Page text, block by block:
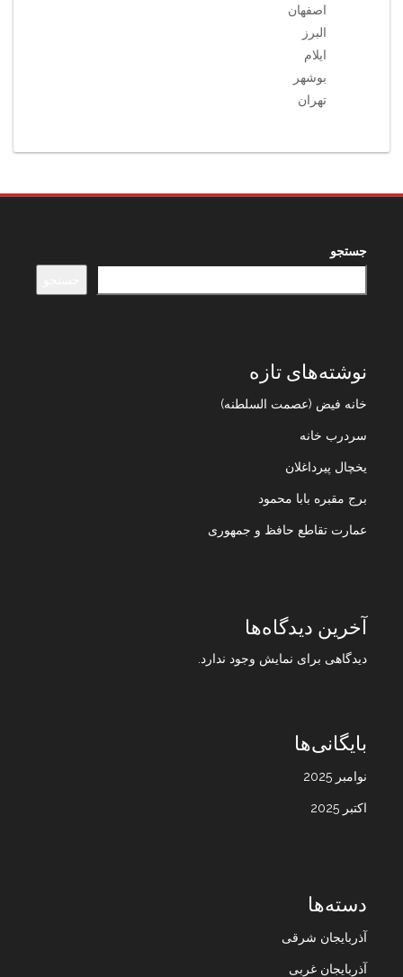
اصفهان
البرز
ایلام
بوشهر
تهران
جستجو
نوشته‌های تازه
خانه فیض (عصمت السلطنه)
سردرب خانه
یخچال پیرداغلان
برج مقبره بابا محمود
عمارت تقاطع حافظ و جمهوری
آخرین دیدگاه‌ها
دیدگاهی برای نمایش وجود ندارد.
بایگانی‌ها
نوامبر 2025
اکتبر 2025
دسته‌ها
آذربایجان شرقی
آذربایجان غربی